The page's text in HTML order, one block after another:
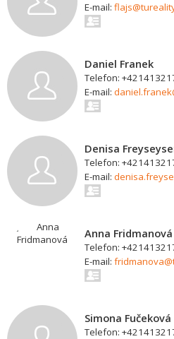
E-mail:
Daniel Franek
Telefon:
E-mail:
Denisa
Telefon:
E-mail:
Anna Fridmanová
Telefon:
E-mail:
Simona Fučeková
Telefon: